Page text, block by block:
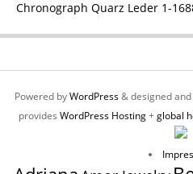
Chronograph Quarz Leder 1-
Powered byWordPress& designed and
provides WordPress Hosting+global